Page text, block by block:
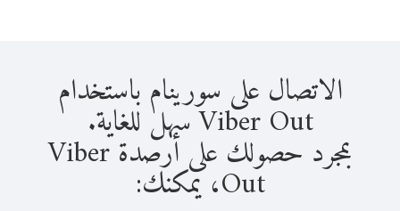
الاتصال على سورينام باستخدام
Viber Out سهل للغاية.
بمجرد حصولك على أرصدة Viber
Out، يمكنك: